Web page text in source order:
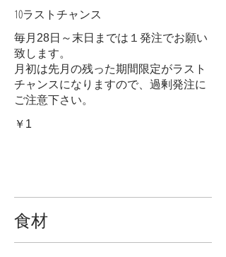
10ラストチャンス
毎月28日～末日までは１発注でお願い
致します。
月初は先月の残った期間限定がラスト
チャンスになりますので、過剰発注に
ご注意下さい。
￥1
食材